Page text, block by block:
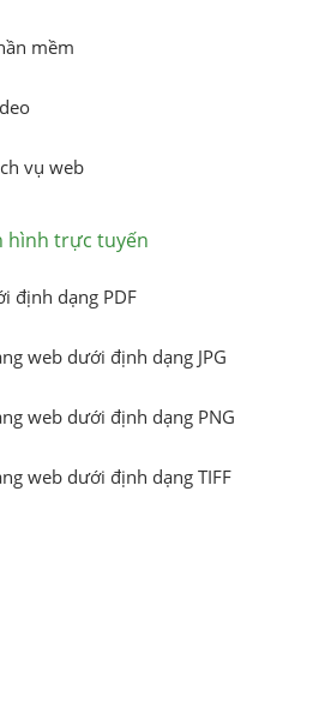
mềm
vụ web
hình trực tuyến
định dạng PDF
web dưới định dạng JPG
web dưới định dạng PNG
web dưới định dạng TIFF